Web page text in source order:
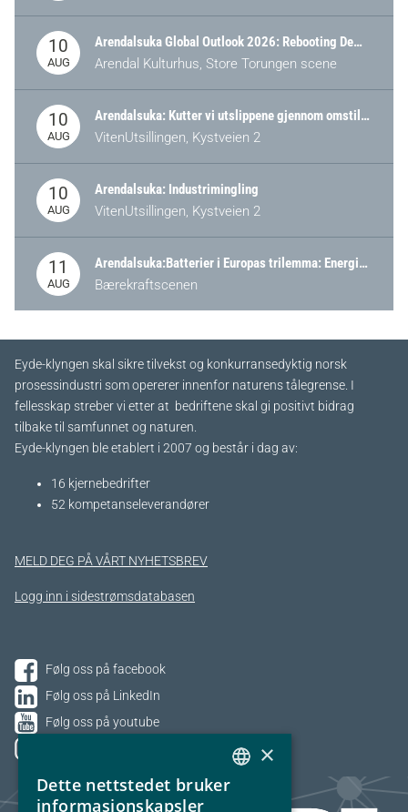
10
AUG
Arendalsuka Global Outlook 2026: Rebooting Democracy for a New World Order
Arendal Kulturhus, Store Torungen scene
10
AUG
Arendalsuka: Kutter vi utslippene gjennom omstilling – eller tap av industri?
VitenUtsillingen, Kystveien 2
10
AUG
Arendalsuka: Industrimingling
VitenUtsillingen, Kystveien 2
11
AUG
Arendalsuka:Batterier i Europas trilemma: Energisikkerhet, konkurransekraft og bærekraft (Battery Norway-arrangement)
Bærekraftscenen
Eyde-klyngen skal sikre tilvekst og konkurransedyktig norsk
prosessindustri som opererer innenfor naturens tålegrense. I
fellesskap streber vi etter at bedriftene skal gi positivt bidrag
tilbake til samfunnet og naturen.
Eyde-klyngen ble etablert i 2007 og består i dag av:
16 kjernebedrifter​
52 kompetanseleverandører
MELD DEG PÅ VÅRT NYHETSBREV
Logg inn i sidestrømsdatabasen
Følg oss på facebook
Følg oss på LinkedIn
Følg oss på youtube
NORWEGIAN
×
Dette nettstedet bruker
informasjonskapsler